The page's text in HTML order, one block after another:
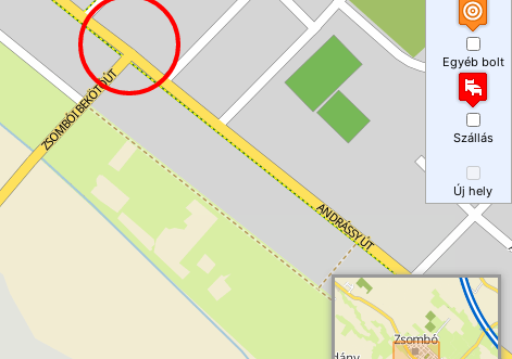
Egyéb bolt
Szállás
Új hely